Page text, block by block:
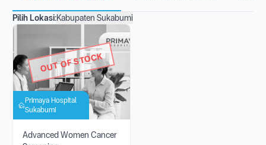
Pilih Lokasi:Kabupaten Sukabumi
OUT OF STOCK
Primaya Hospital
Sukabumi
Advanced Women Cancer